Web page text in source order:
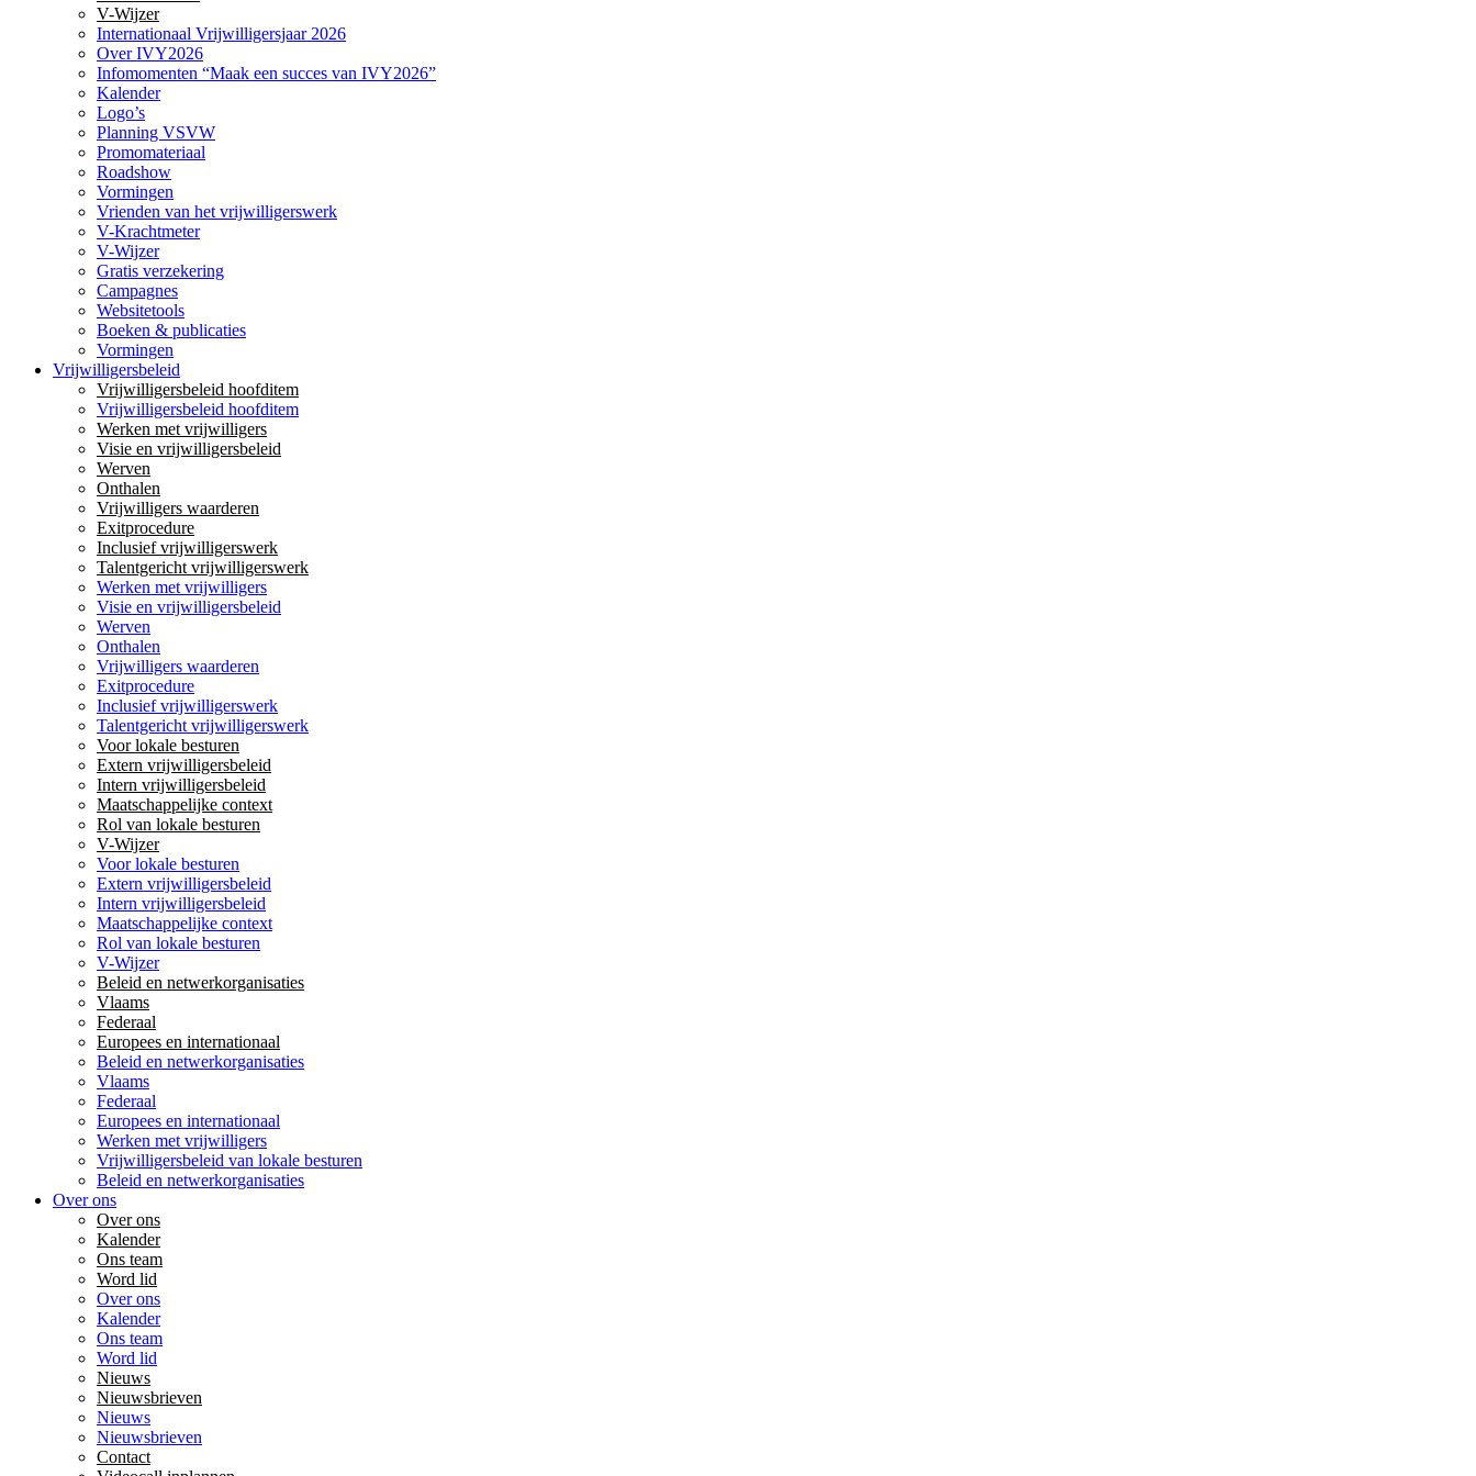
V-Wijzer
Internationaal Vrijwilligersjaar 2026
Over IVY2026
Infomomenten “Maak een succes van IVY2026”
Kalender
Logo’s
Planning VSVW
Promomateriaal
Roadshow
Vormingen
Vrienden van het vrijwilligerswerk
V-Krachtmeter
V-Wijzer
Gratis verzekering
Campagnes
Websitetools
Boeken & publicaties
Vormingen
Vrijwilligersbeleid
Vrijwilligersbeleid hoofditem
Vrijwilligersbeleid hoofditem
Werken met vrijwilligers
Visie en vrijwilligersbeleid
Werven
Onthalen
Vrijwilligers waarderen
Exitprocedure
Inclusief vrijwilligerswerk
Talentgericht vrijwilligerswerk
Werken met vrijwilligers
Visie en vrijwilligersbeleid
Werven
Onthalen
Vrijwilligers waarderen
Exitprocedure
Inclusief vrijwilligerswerk
Talentgericht vrijwilligerswerk
Voor lokale besturen
Extern vrijwilligersbeleid
Intern vrijwilligersbeleid
Maatschappelijke context
Rol van lokale besturen
V-Wijzer
Voor lokale besturen
Extern vrijwilligersbeleid
Intern vrijwilligersbeleid
Maatschappelijke context
Rol van lokale besturen
V-Wijzer
Beleid en netwerkorganisaties
Vlaams
Federaal
Europees en internationaal
Beleid en netwerkorganisaties
Vlaams
Federaal
Europees en internationaal
Werken met vrijwilligers
Vrijwilligersbeleid van lokale besturen
Beleid en netwerkorganisaties
Over ons
Over ons
Kalender
Ons team
Word lid
Over ons
Kalender
Ons team
Word lid
Nieuws
Nieuwsbrieven
Nieuws
Nieuwsbrieven
Contact